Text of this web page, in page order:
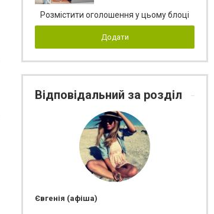
Розмістити оголошення у цьому блоці
Додати
Відповідальний за розділ
Євгенія (афіша)